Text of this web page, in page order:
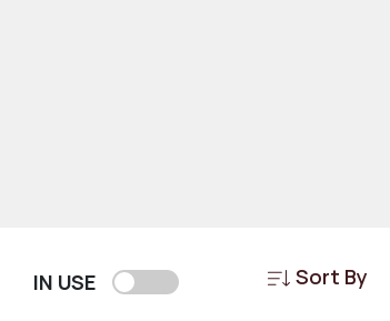
Sort By
IN USE